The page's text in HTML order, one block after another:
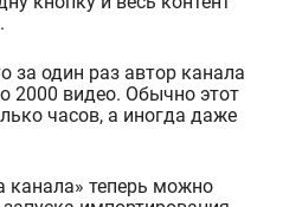
за один раз автор канала
2000 видео. Обычно этот
часов, а иногда даже
канала» теперь можно